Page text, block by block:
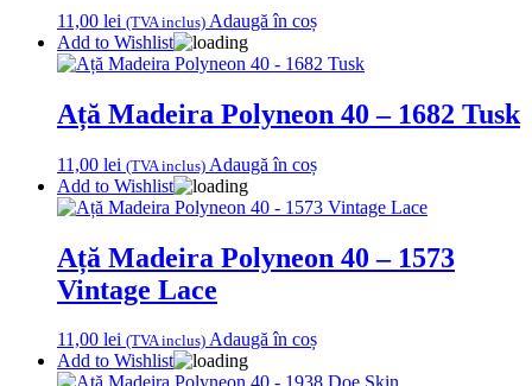
11,00 lei (TVA inclus) Adaugă în coș
Add to Wishlist
Ață Madeira Polyneon 40 – 1682 Tusk
11,00 lei (TVA inclus) Adaugă în coș
Add to Wishlist
Ață Madeira Polyneon 40 – 1573
Vintage Lace
11,00 lei (TVA inclus) Adaugă în coș
Add to Wishlist